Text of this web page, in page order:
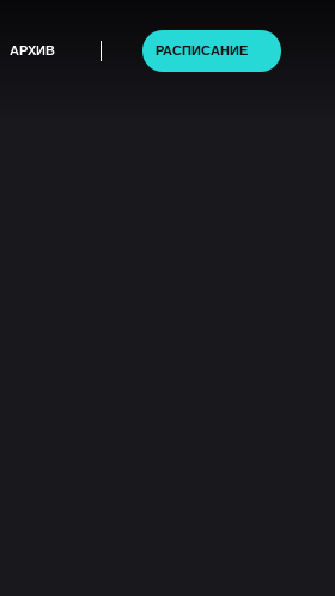
РАСПИСАНИЕ